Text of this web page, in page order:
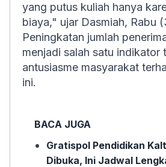
yang putus kuliah hanya
biaya," ujar Dasmiah, Rabu
Peningkatan jumlah
menjadi salah satu indikator
antusiasme masyarakat
ini.
BACA JUGA
Gratispol Pendidikan
Dibuka, Ini Jadwal